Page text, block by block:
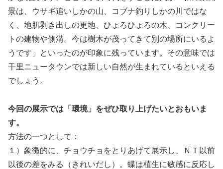
景は、ウサギ追いしかの山、コブナ釣りしかの川ではな
く、地肌剥き出しの更地、ひょろひょろの木、コンクリー
トの建物や側溝。今は樹木が茂ってきて別の場所にいるよ
うです」といったのが印象に残っています。その意味では
千里ニュータウンでは新しい自然が生まれているといえる
でしょう。
今回の展示では「環境」をぜひ取り上げたいとおもいま
す。
方法の一つとして：
１）象徴的に、チョウチョをとりあげて展示し、ＮＴ以前
以後の差をみる（きれいだし）。蝶は植生に敏感に反応し